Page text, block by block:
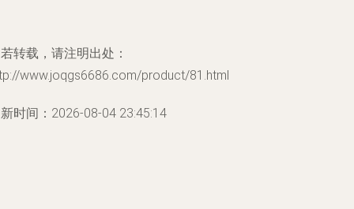
转载，请注明出处：
www.joqgs6686.com/product/81.html
时间：2026-08-04 23:45:14